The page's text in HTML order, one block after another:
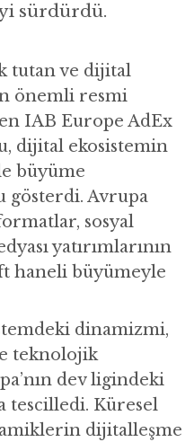
sürdürdü.
tutan ve dijital
önemli resmi
IAB Europe AdEx
dijital ekosistemin
büyüme
gösterdi. Avrupa
sosyal
yatırımlarının
haneli büyümeyle
dinamizmi,
teknolojik
dev ligindeki
tescilledi. Küresel
dijitalleşme